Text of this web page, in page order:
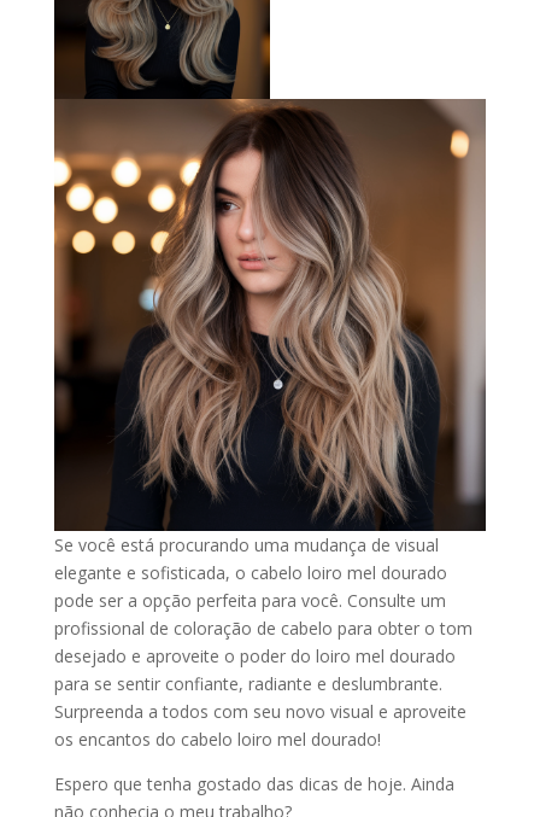
Se você está procurando uma mudança de visual
elegante e sofisticada, o cabelo loiro mel dourado
pode ser a opção perfeita para você. Consulte um
profissional de coloração de cabelo para obter o tom
desejado e aproveite o poder do loiro mel dourado
para se sentir confiante, radiante e deslumbrante.
Surpreenda a todos com seu novo visual e aproveite
os encantos do cabelo loiro mel dourado!
Espero que tenha gostado das dicas de hoje. Ainda
não conhecia o meu trabalho?